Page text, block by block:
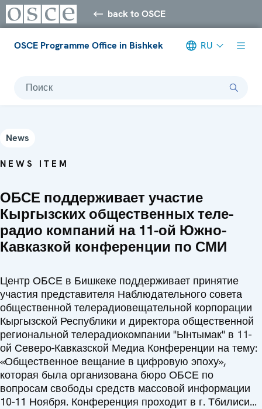
back to OSCE
OSCE Programme Office in Bishkek RU
Поиск
News
NEWS ITEM
ОБСЕ поддерживает участие
Кыргызских общественных теле-
радио компаний на 11-ой Южно-
Кавказкой конференции по СМИ
Центр ОБСЕ в Бишкеке поддерживает принятие
участия представителя Наблюдательного совета
общественной телерадиовещательной корпорации
Кыргызской Республики и директора общественной
региональной телерадиокомпании "Ынтымак" в 11-
ой Северо-Кавказской Медиа Конференции на тему:
«Общественное вещание в цифровую эпоху»,
которая была организована бюро ОБСЕ по
вопросам свободы средств массовой информации
10-11 Ноября. Конференция проходит в г. Тбилиси...